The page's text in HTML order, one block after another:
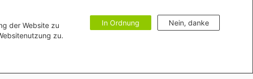
der Website zu
zu.
In Ordnung Nein, danke